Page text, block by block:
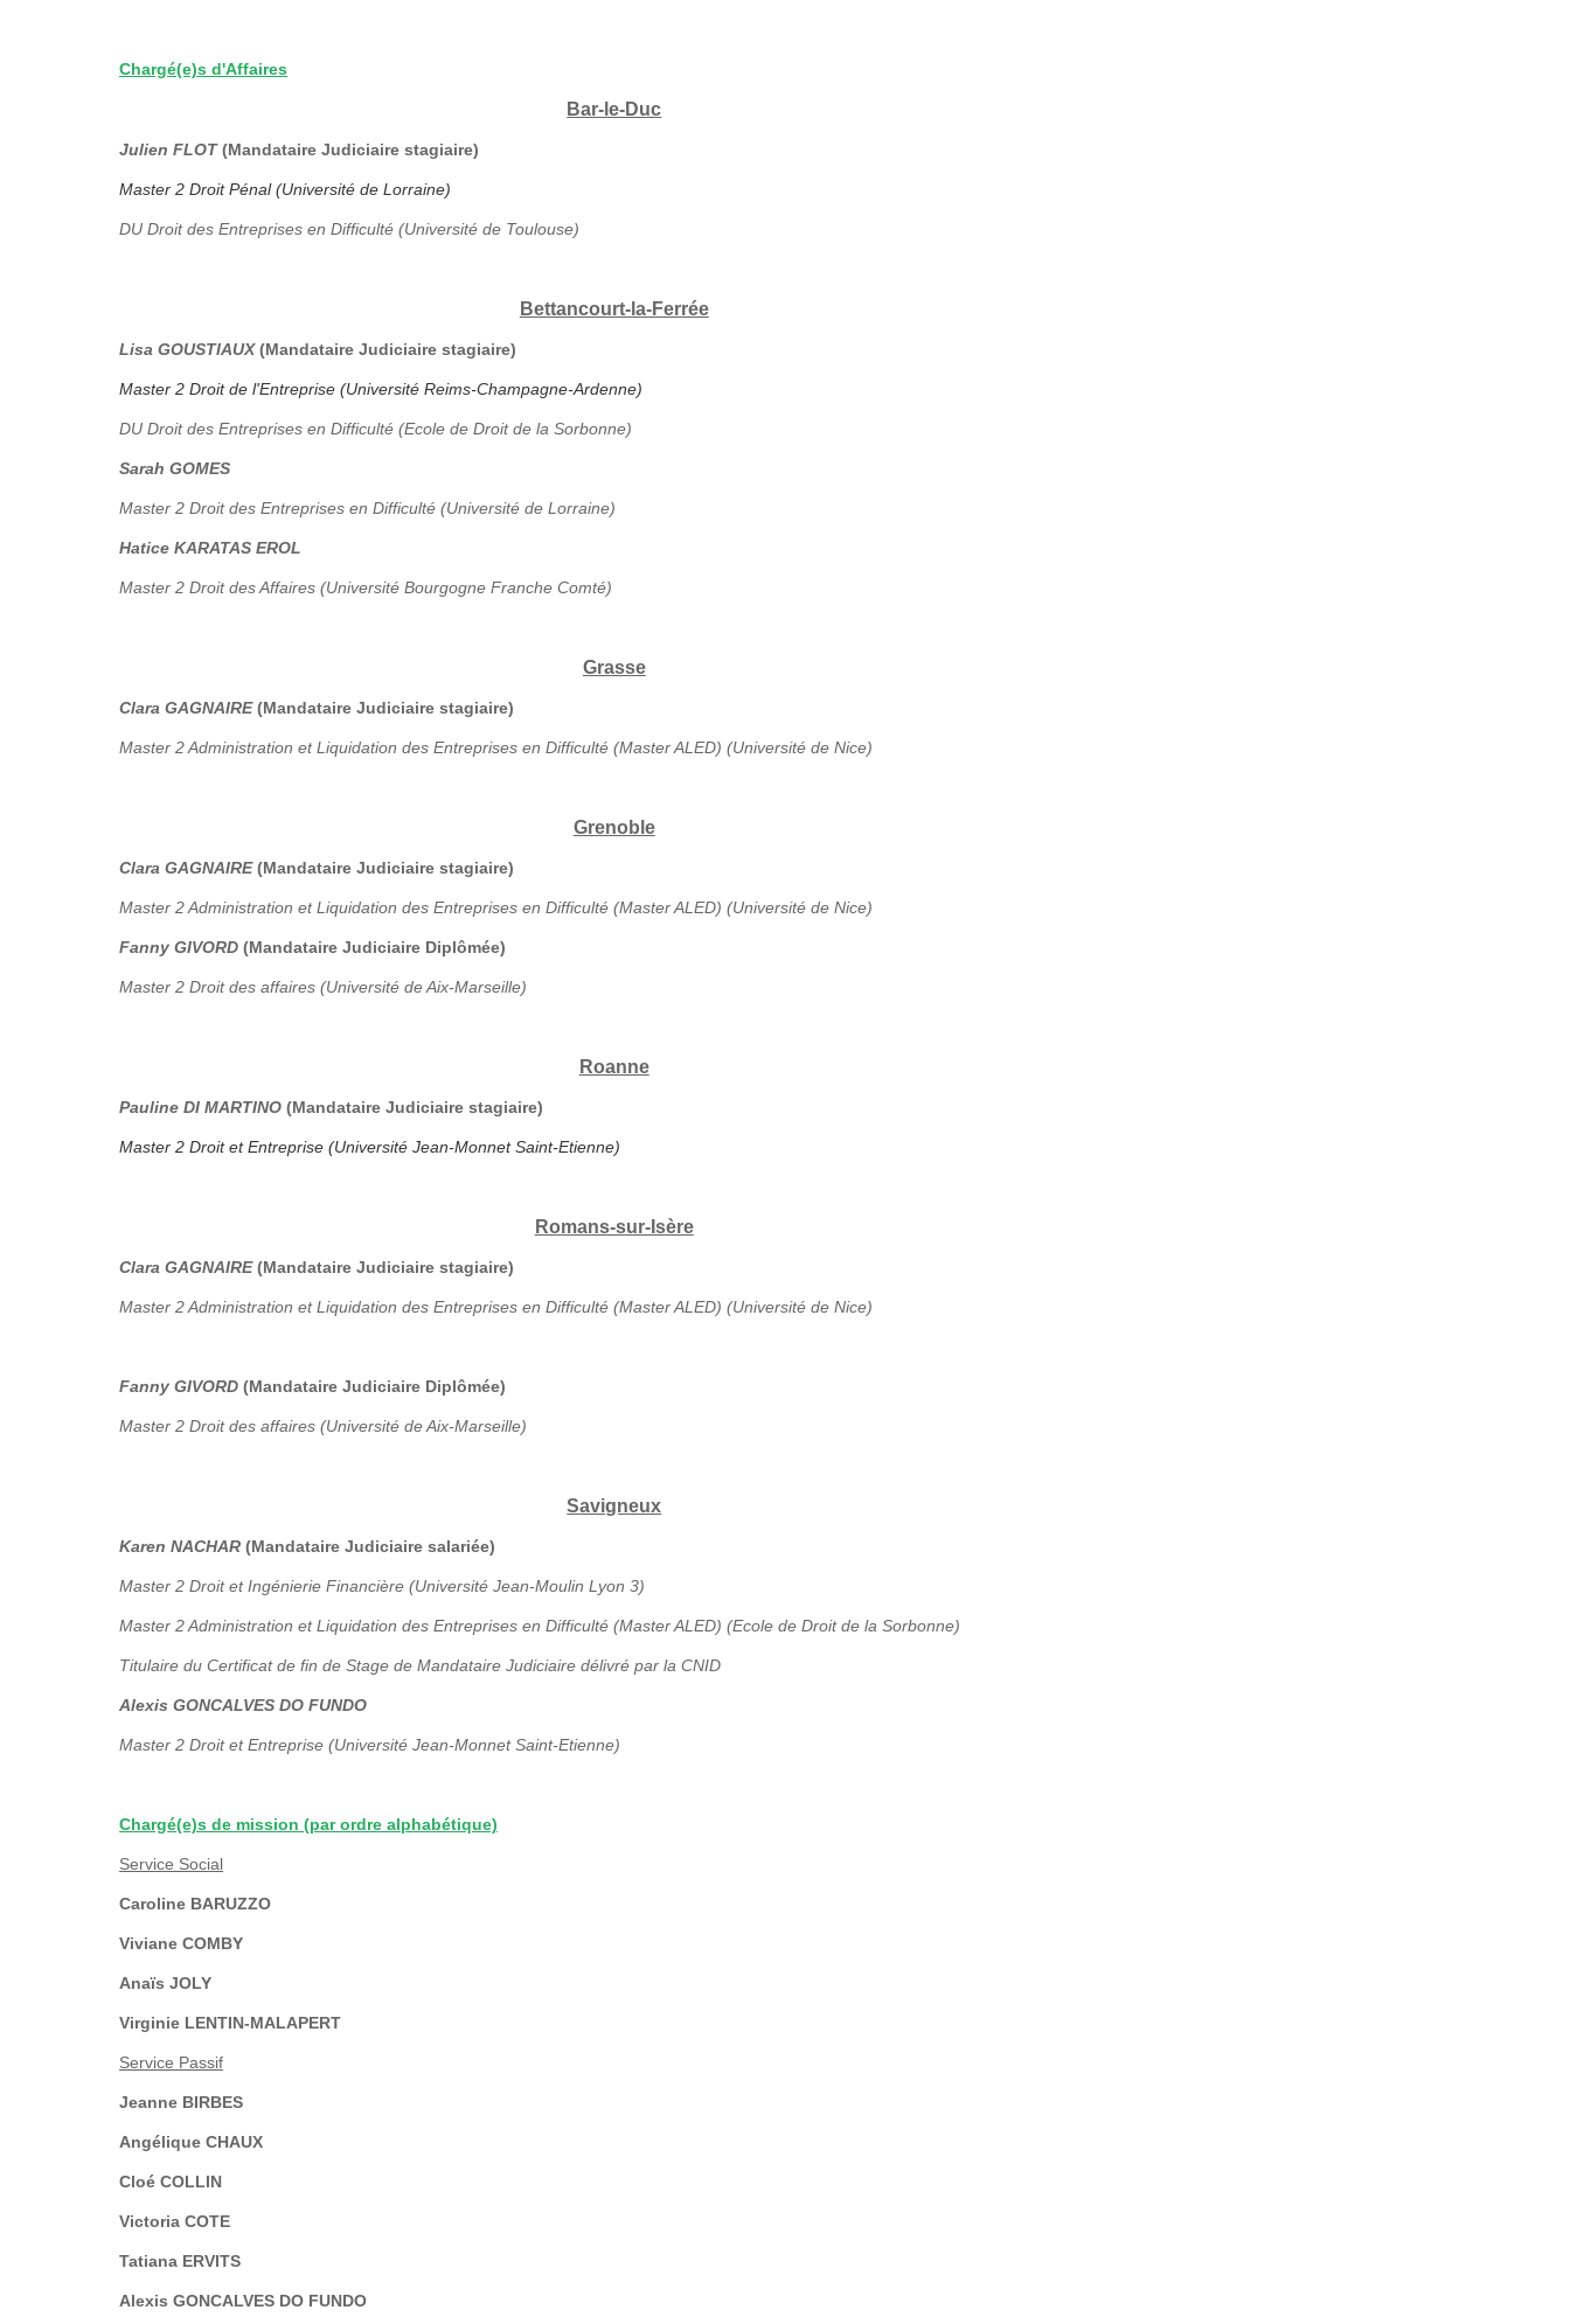
Chargé(e)s d'Affaires
Bar-le-Duc
Julien FLOT(Mandataire Judiciaire stagiaire)
Master 2 Droit Pénal (Université de Lorraine)
DU Droit des Entreprises en Difficulté (Université de Toulouse)
Bettancourt-la-Ferrée
Lisa GOUSTIAUX(Mandataire Judiciaire stagiaire)
Master 2 Droit de l'Entreprise (Université Reims-Champagne-Ardenne)
DU Droit des Entreprises en Difficulté (Ecole de Droit de la Sorbonne)
Sarah GOMES
Master 2 Droit des Entreprises en Difficulté (Université de Lorraine)
Hatice KARATAS EROL
Master 2 Droit des Affaires (Université Bourgogne Franche Comté)
Grasse
Clara GAGNAIRE(Mandataire Judiciaire stagiaire)
Master 2 Administration et Liquidation des Entreprises en Difficulté (Master ALED) (Université de Nice)
Grenoble
Clara GAGNAIRE(Mandataire Judiciaire stagiaire)
Master 2 Administration et Liquidation des Entreprises en Difficulté (Master ALED) (Université de Nice)
Fanny GIVORD (Mandataire Judiciaire Diplômée)
Master 2 Droit des affaires (Université de Aix-Marseille)
Roanne
Pauline DI MARTINO (Mandataire Judiciaire stagiaire)
Master 2 Droit et Entreprise (Université Jean-Monnet Saint-Etienne)
Romans-sur-Isère
Clara GAGNAIRE(Mandataire Judiciaire stagiaire)
Master 2 Administration et Liquidation des Entreprises en Difficulté (Master ALED) (Université de Nice)
Fanny GIVORD (Mandataire Judiciaire Diplômée)
Master 2 Droit des affaires (Université de Aix-Marseille)
Savigneux
Karen NACHAR (Mandataire Judiciaire salariée)
Master 2 Droit et Ingénierie Financière (Université Jean-Moulin Lyon 3)
Master 2 Administration et Liquidation des Entreprises en Difficulté (Master ALED) (Ecole de Droit de la Sorbonne)
Titulaire du Certificat de fin de Stage de Mandataire Judiciaire délivré par la CNID
Alexis GONCALVES DO FUNDO
Master 2 Droit et Entreprise (Université Jean-Monnet Saint-Etienne)
Chargé(e)s de mission (par ordre alphabétique)
Service Social
Caroline BARUZZO
Viviane COMBY
Anaïs JOLY
Virginie LENTIN-MALAPERT
Service Passif
Jeanne BIRBES
Angélique CHAUX
Cloé COLLIN
Victoria COTE
Tatiana ERVITS
Alexis GONCALVES DO FUNDO